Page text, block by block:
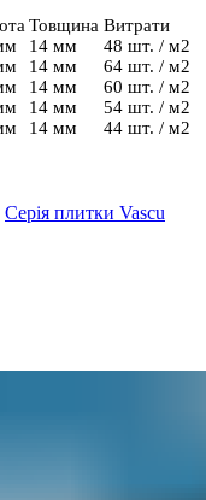
Товщина Витрати
14 мм
48 шт. / м2
14 мм
64 шт. / м2
14 мм
60 шт. / м2
14 мм
54 шт. / м2
14 мм 44 шт. / м2
Серія плитки Vascu